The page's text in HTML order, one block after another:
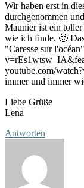
Wir haben erst in
durchgenommen
Maunier ist ein toller
wie ich finde. 🙂
"Caresse sur
youtube.com/
immer und immer
Liebe Grüße
Lena
Antworten